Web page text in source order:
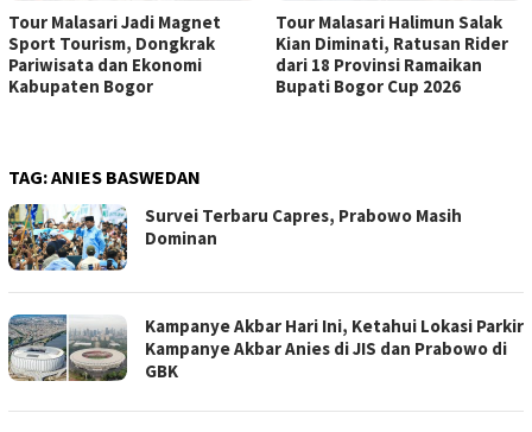
Tour Malasari Jadi Magnet
Sport Tourism, Dongkrak
Pariwisata dan Ekonomi
Kabupaten Bogor
Tour Malasari Halimun Salak
Kian Diminati, Ratusan Rider
dari 18 Provinsi Ramaikan
Bupati Bogor Cup 2026
TAG:ANIES BASWEDAN
Survei Terbaru Capres, Prabowo Masih
Dominan
Kampanye Akbar Hari Ini, Ketahui Lokasi Parkir
Kampanye Akbar Anies di JIS dan Prabowo di
GBK